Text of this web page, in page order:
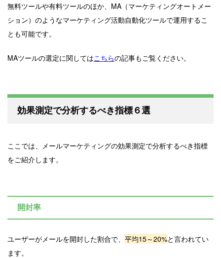
無料ツールや有料ツールのほか、MA（マーケティングオートメー
ション）のようなマーケティング活動自動化ツールで運用するこ
とも可能です。
MAツールの選定に関してはこちらの記事もご覧ください。
効果測定で分析するべき指標６選
ここでは、メールマーケティングの効果測定で分析するべき指標
をご紹介します。
開封率
ユーザーがメールを開封した割合で、 平均15～20%と言われてい
ます。